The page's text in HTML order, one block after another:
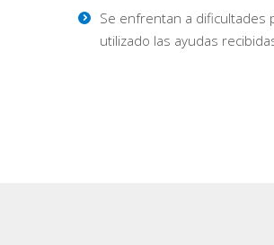
Se enfrentan a dificultades
utilizado las ayudas